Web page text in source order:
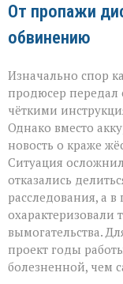
От пропажи
обвинению
Изначально спор
продюсер передал
чёткими
Однако вместо
новость о краже
Ситуация
отказались
расследования, а
охарактеризовали
вымогательства.
проект годы
болезненной, чем